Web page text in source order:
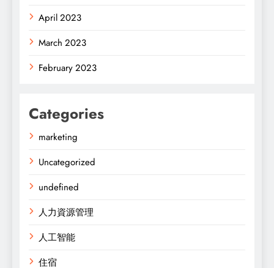
April 2023
March 2023
February 2023
Categories
marketing
Uncategorized
undefined
人力資源管理
人工智能
住宿